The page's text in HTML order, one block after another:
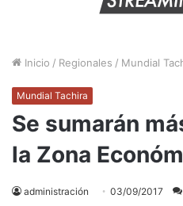
Inicio / Regionales / Mundial
Mundial Tachira
Se sumarán
la Zona
administración 03/09/2017